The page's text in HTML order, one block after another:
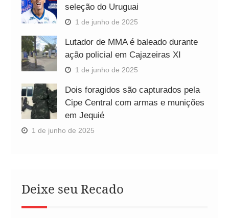
seleção do Uruguai
1 de junho de 2025
Lutador de MMA é baleado durante
ação policial em Cajazeiras XI
1 de junho de 2025
Dois foragidos são capturados pela
Cipe Central com armas e munições
em Jequié
1 de junho de 2025
Deixe seu Recado